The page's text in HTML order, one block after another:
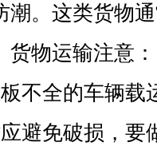
潮。这类货物
物运输注意：
不全的车辆载
避免破损，要